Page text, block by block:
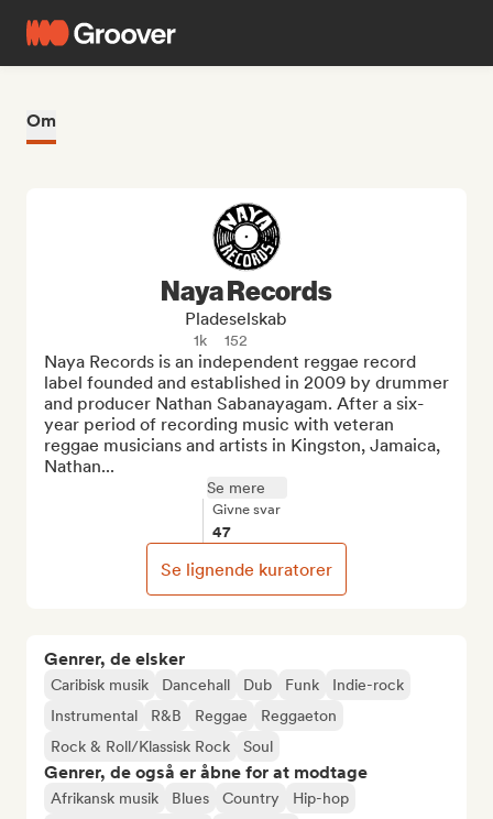
Om
Genrer, de elsker
Caribisk musik Dancehall Dub Funk
Indie-rock
Instrumental
R&B Reggae
Reggaeton
Rock & Roll/Klassisk Rock
Soul
Genrer, de også er åbne for at modtage
Afrikansk musik Blues Country
Hip-hop
Naya Records
Pladeselskab
1k 152
Naya Records is an independent reggae record
label founded and established in 2009 by drummer
and producer Nathan Sabanayagam. After a six-
year period of recording music with veteran
reggae musicians and artists in Kingston, Jamaica,
Nathan...
Se mere
Givne svar
47
Se lignende kuratorer